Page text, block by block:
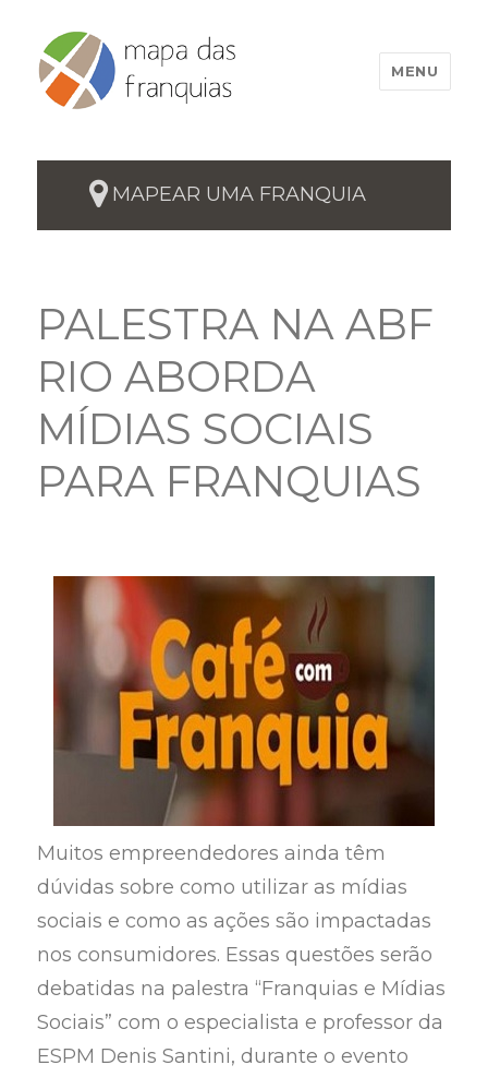
MENU
MAPEAR UMA FRANQUIA
PALESTRA NA ABF
RIO ABORDA
MÍDIAS SOCIAIS
PARA FRANQUIAS
Muitos empreendedores ainda têm
dúvidas sobre como utilizar as mídias
sociais e como as ações são impactadas
nos consumidores. Essas questões serão
debatidas na palestra “Franquias e Mídias
Sociais” com o especialista e professor da
ESPM Denis Santini, durante o evento